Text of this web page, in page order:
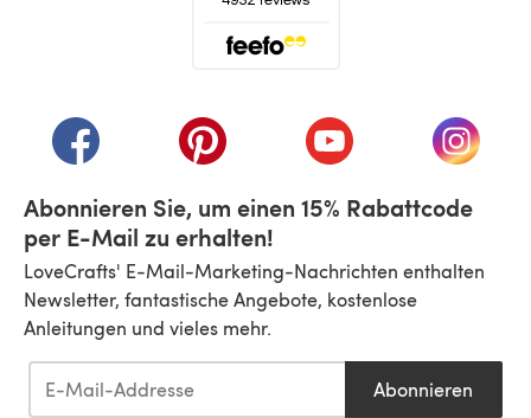
(öffnet sich in einem neuen Tab)
(öffnet sich in einem neuen Tab)
(öffnet sich in einem
(öffnet
Abonnieren Sie, um einen 15% Rabattcode
per E-Mail zu erhalten!
LoveCrafts' E-Mail-Marketing-Nachrichten enthalten
Newsletter, fantastische Angebote, kostenlose
Anleitungen und vieles mehr.
Abonnieren